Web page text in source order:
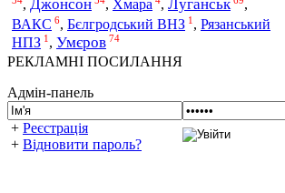
, Джонсон , Хмара , Луганськ
,
ВАКС 6, Бєлгродський ВНЗ 1 , Рязанський
НПЗ 1 , Умєров 74
РЕКЛАМНІ ПОСИЛАННЯ
Адмін-панель
+ Реєстрація
+ Відновити пароль?